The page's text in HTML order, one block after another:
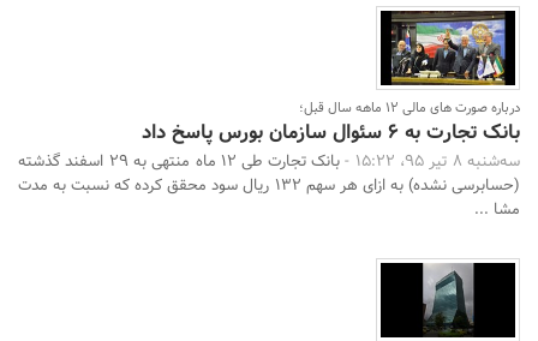
درباره صورت های مالی 12 ماهه سال قبل؛
بانک تجارت به 6 سئوال سازمان بورس پاسخ داد
سه‌شنبه 8 تیر 95، 15:22 -
بانک تجارت طی 12 ماه منتهی به 29 اسفند گذشته
(حسابرسی نشده) به ازای هر سهم 132 ریال سود محقق کرده که نسبت به مدت
مشا ...